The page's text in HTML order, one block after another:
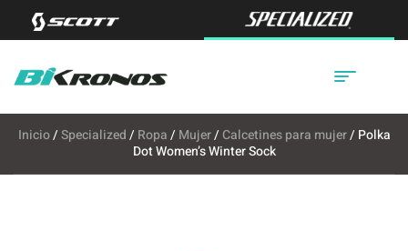
Inicio/Specialized/ Ropa/ Mujer/ Calcetines para mujer/ Polka
Dot Women’s Winter Sock